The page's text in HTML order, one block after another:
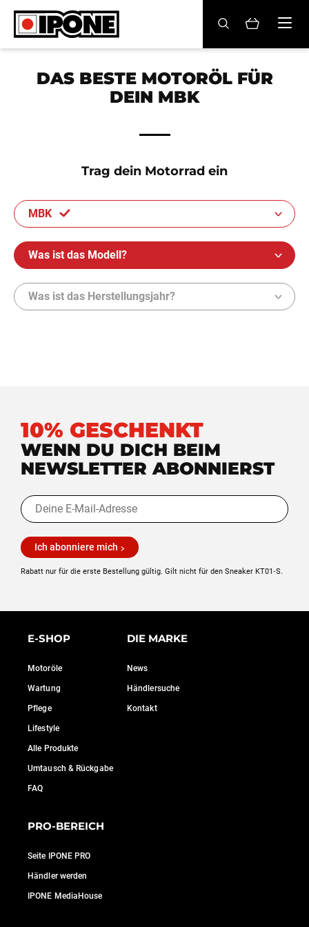
Ipone
MOTORRADÖLE
DIE MARKE
Konto
IT
DAS BESTE MOTORÖL FÜR
DEIN MBK
Trag dein Motorrad ein
MBK
Was ist das Modell?
Was ist das Herstellungsjahr?
10% GESCHENKT
WENN DU DICH BEIM
NEWSLETTER ABONNIERST
Ich abonniere mich
Rabatt nur für die erste Bestellung gültig. Gilt nicht für den Sneaker KT01‑S.
E-SHOP
Motoröle
Wartung
Pflege
Lifestyle
Alle Produkte
Umtausch & Rückgabe
FAQ
DIE MARKE
News
Händlersuche
Kontakt
PRO-BEREICH
Seite IPONE PRO
Händler werden
IPONE MediaHouse